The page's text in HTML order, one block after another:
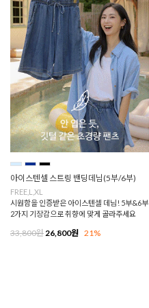
아이스텐셀 스트링 밴딩데님(5부/6부)
FREE,L,XL
시원함을 인증받은 아이스텐셀 데님! 5부&6부
2가지 기장감으로 취향에 맞게 골라주세요
33,800원26,800원 21%